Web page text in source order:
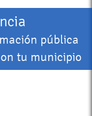
pública
tu municipio